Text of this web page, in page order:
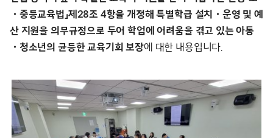
・중등교육법」제28조 4항을 개정해 특별학급 설치・운영 및 예
산 지원을 의무규정으로 두어 학업에 어려움을 겪고 있는 아동
・청소년의 균등한 교육기회 보장에 대한 내용입니다.